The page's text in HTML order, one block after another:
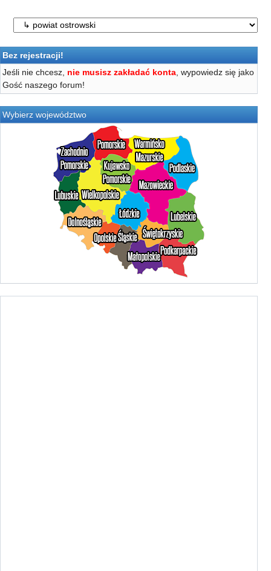
Bez rejestracji!
Jeśli nie chcesz, nie musisz zakładać konta, wypowiedz się jako
Gość naszego forum!
Wybierz województwo